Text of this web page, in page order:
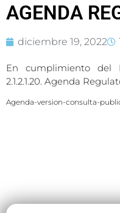
AGENDA
diciembre 19, 2022
En cumplimiento del
2.1.2.1.20. Agenda
Agenda-version-consulta-